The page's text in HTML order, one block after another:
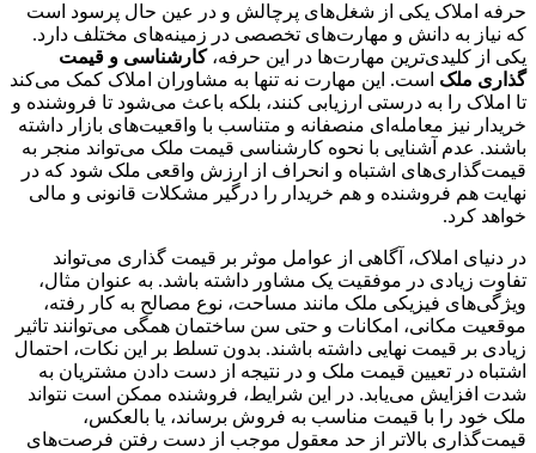
حرفه املاک یکی از شغل‌های پرچالش و در عین حال پرسود است
که نیاز به دانش و مهارت‌های تخصصی در زمینه‌های مختلف دارد.
یکی از کلیدی‌ترین مهارت‌ها در این حرفه، کارشناسی و قیمت
گذاری ملک است. این مهارت نه تنها به مشاوران املاک کمک می‌کند
تا املاک را به درستی ارزیابی کنند، بلکه باعث می‌شود تا فروشنده و
خریدار نیز معامله‌ای منصفانه و متناسب با واقعیت‌های بازار داشته
باشند. عدم آشنایی با نحوه کارشناسی قیمت ملک می‌تواند منجر به
قیمت‌گذاری‌های اشتباه و انحراف از ارزش واقعی ملک شود که در
نهایت هم فروشنده و هم خریدار را درگیر مشکلات قانونی و مالی
خواهد کرد.
در دنیای املاک، آگاهی از عوامل موثر بر قیمت گذاری می‌تواند
تفاوت زیادی در موفقیت یک مشاور داشته باشد. به عنوان مثال،
ویژگی‌های فیزیکی ملک مانند مساحت، نوع مصالح به کار رفته،
موقعیت مکانی، امکانات و حتی سن ساختمان همگی می‌توانند تاثیر
زیادی بر قیمت نهایی داشته باشند. بدون تسلط بر این نکات، احتمال
اشتباه در تعیین قیمت ملک و در نتیجه از دست دادن مشتریان به
شدت افزایش می‌یابد. در این شرایط، فروشنده ممکن است نتواند
ملک خود را با قیمت مناسب به فروش برساند، یا بالعکس،
قیمت‌گذاری بالاتر از حد معقول موجب از دست رفتن فرصت‌های